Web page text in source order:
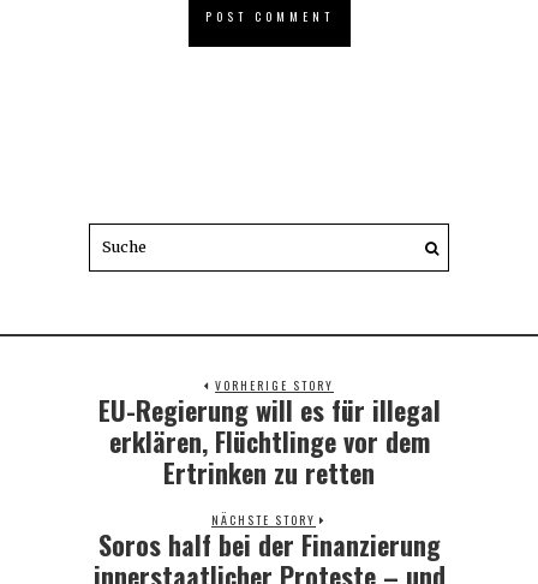
VORHERIGE STORY
Previous
post:
EU-Regierung will es für illegal
erklären, Flüchtlinge vor dem
Ertrinken zu retten
NÄCHSTE STORY
Next
post:
Soros half bei der Finanzierung
innerstaatlicher Proteste – und